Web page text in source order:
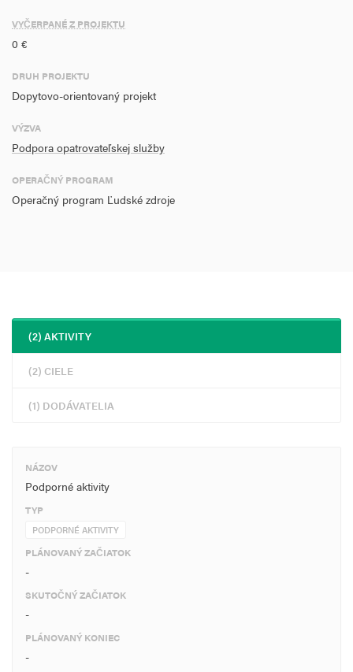
VYČERPANÉ Z PROJEKTU
0 €
DRUH PROJEKTU
Dopytovo-orientovaný projekt
VÝZVA
Podpora opatrovateľskej služby
OPERAČNÝ PROGRAM
Operačný program Ľudské zdroje
(2) AKTIVITY
(2) CIELE
(1) DODÁVATELIA
NÁZOV
Podporné aktivity
TYP
PODPORNÉ AKTIVITY
PLÁNOVANÝ ZAČIATOK
-
SKUTOČNÝ ZAČIATOK
-
PLÁNOVANÝ KONIEC
-